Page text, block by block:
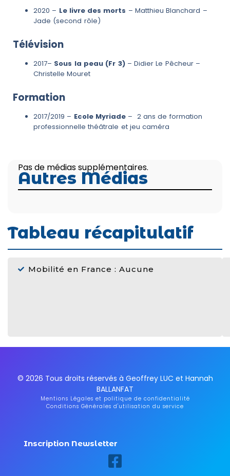
2020 – Le livre des morts – Matthieu Blanchard –
Jade (second rôle)
Télévision
2017– Sous la peau (Fr 3) – Didier Le Pêcheur –
Christelle Mouret
Formation
2017/2019 – Ecole Myriade – 2 ans de formation
professionnelle théâtrale et jeu caméra
Autres Médias
Pas de médias supplémentaires.
Tableau récapitulatif
Mobilité en France : Aucune
© 2026 Tous droits réservés à Geoffrey LUC et Hannah
BALLANFAT
Mentions Légales et politique de confidentialité
Conditions Générales d'utilisation du service
Inscription Newsletter